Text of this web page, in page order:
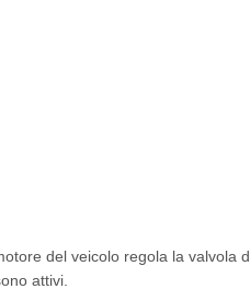
del veicolo regola la valvola
attivi.